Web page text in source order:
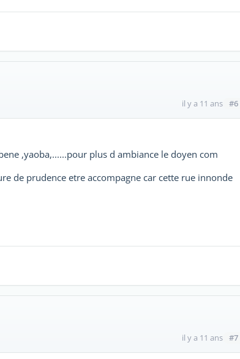
il y a 11 ans #6
,yaoba,......pour plus d ambiance le doyen com
de prudence etre accompagne car cette rue innonde
il y a 11 ans #7